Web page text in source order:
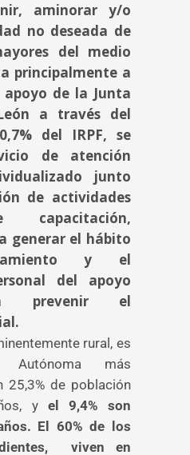
aminorar y/o
no deseada de
del medio
principalmente a
de la Junta
a través del
del IRPF, se
de atención
junto
de actividades
capacitación,
generar el hábito
y el
del apoyo
prevenir el
rural, es
Autónoma más
25,3% de población
y el 9,4% son
El 60% de los
viven en